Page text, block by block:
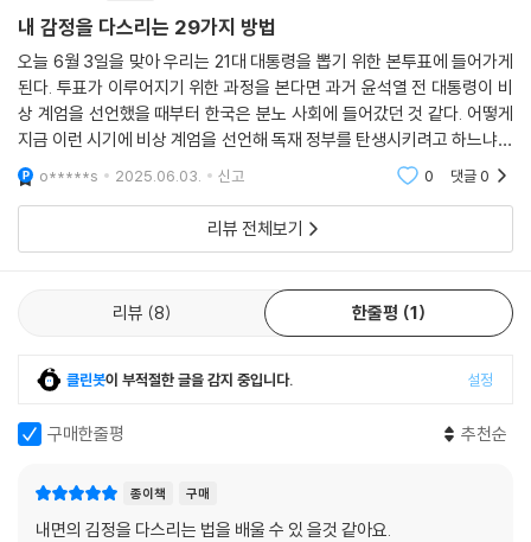
내 감정을 다스리는 29가지 방법
오늘 6월 3일을 맞아 우리는 21대 대통령을 뽑기 위한 본투표에 들어가게
된다. 투표가 이루어지기 위한 과정을 본다면 과거 윤석열 전 대통령이 비
상 계엄을 선언했을 때부터 한국은 분노 사회에 들어갔던 것 같다. 어떻게
지금 이런 시기에 비상 계엄을 선언해 독재 정부를 탄생시키려고 하느냐며
많은 시민이 분노했다. 하지만 그들은 시민들의 분노를 이용해 갈라치기를
했다. 덕분
o*****s 2025.06.03. 신고 0 댓글0
리뷰 전체보기
리뷰 8 한줄평 1
클린봇이 부적절한 글을 감지 중입니다. 설정
구매한줄평 추천순
종이책 구매
내면의 김정을 다스리는 법을 배울 수 있 을것 같아요.